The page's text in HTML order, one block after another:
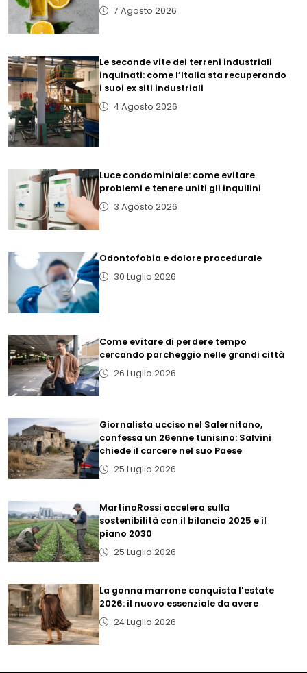
7 Agosto 2026
Le seconde vite dei terreni industriali
inquinati: come l’Italia sta recuperando
i suoi ex siti industriali
4 Agosto 2026
Luce condominiale: come evitare
problemi e tenere uniti gli inquilini
3 Agosto 2026
Odontofobia e dolore procedurale
30 Luglio 2026
Come evitare di perdere tempo
cercando parcheggio nelle grandi città
26 Luglio 2026
Giornalista ucciso nel Salernitano,
confessa un 26enne tunisino: Salvini
chiede il carcere nel suo Paese
25 Luglio 2026
MartinoRossi accelera sulla
sostenibilità con il bilancio 2025 e il
piano 2030
25 Luglio 2026
La gonna marrone conquista l’estate
2026: il nuovo essenziale da avere
24 Luglio 2026